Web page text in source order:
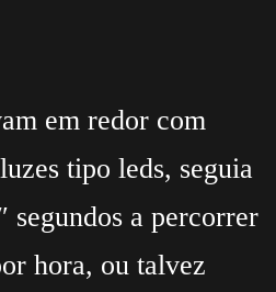
em redor com
tipo leds, seguia
segundos a percorrer
hora, ou talvez